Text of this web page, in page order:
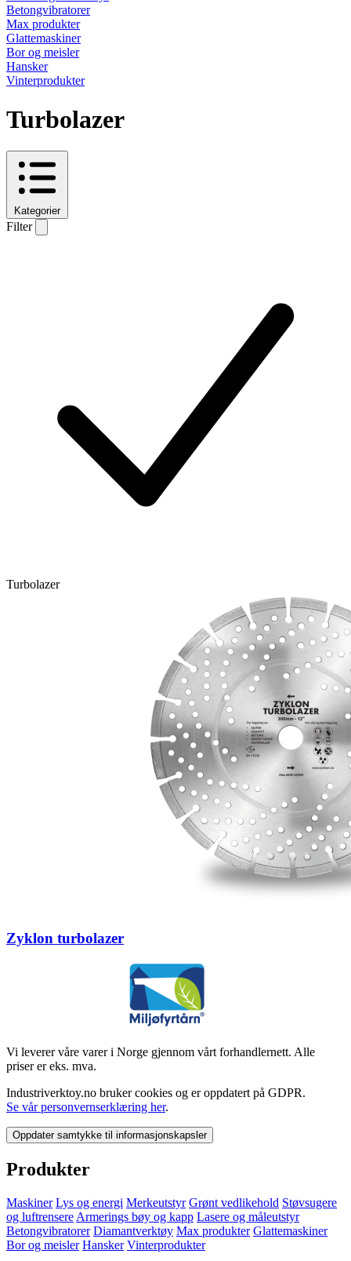
Betongvibratorer
Max produkter
Glattemaskiner
Bor og meisler
Hansker
Vinterprodukter
Turbolazer
Kategorier
Filter
Turbolazer
Zyklon turbolazer
Vi leverer våre varer i Norge gjennom vårt forhandlernett. Alle
priser er eks. mva.
Industriverktoy.no bruker cookies og er oppdatert på GDPR.
Se vår personvernserklæring her.
Oppdater samtykke til informasjonskapsler
Produkter
Maskiner Lys og energi Merkeutstyr Grønt vedlikehold Støvsugere
og luftrensere Armerings bøy og kapp Lasere og måleutstyr
Betongvibratorer Diamantverktøy Max produkter Glattemaskiner
Bor og meisler Hansker Vinterprodukter